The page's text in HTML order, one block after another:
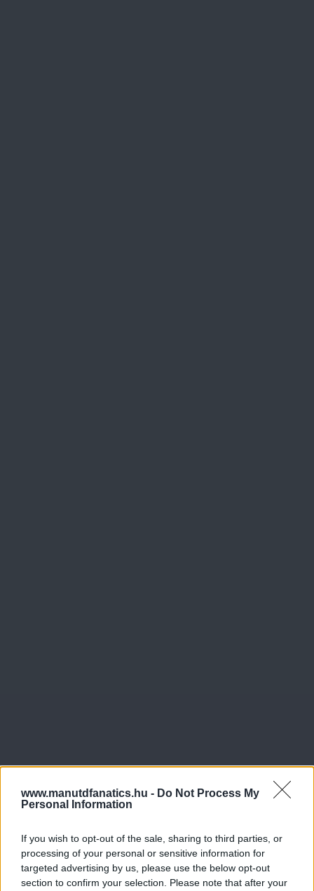
www.manutdfanatics.hu - Do Not Process My
Personal Information
If you wish to opt-out of the sale, sharing to third parties, or
processing of your personal or sensitive information for
targeted advertising by us, please use the below opt-out
section to confirm your selection. Please note that after your